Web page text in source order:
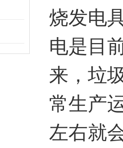
烧发电
电是目
来，垃
常生产
左右就